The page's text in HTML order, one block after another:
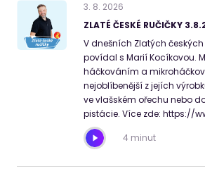
3. 8. 2026
ZLATÉ ČESKÉ RUČIČKY
V dnešních Zlatých
povídal s Marií Kocíkovou.
háčkováním a
nejoblíbenější z jejích
ve vlašském ořechu nebo
pistácie. Více zde: https://
4 minut